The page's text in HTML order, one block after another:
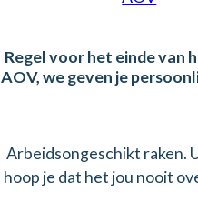
Regel voor het einde van
AOV, we geven je
Arbeidsongeschikt raken.
hoop je dat het jou nooit